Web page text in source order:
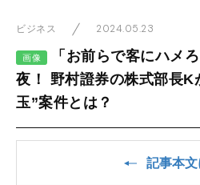
ビジネス 2024.05.23
画像
「お前らで客にハメ
夜！ 野村證券の株式部長K
玉”案件とは？
記事本